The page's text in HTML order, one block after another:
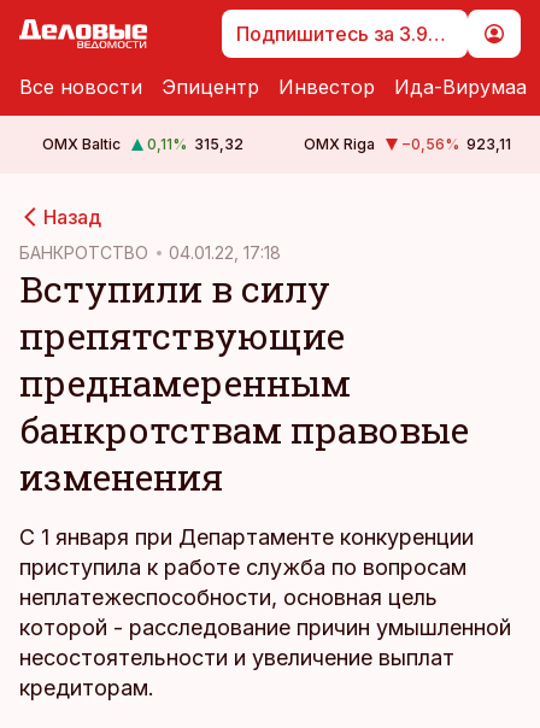
Подпишитесь за 3.99 €
Все новости Эпицентр Инвестор Ида-Вирумаа
OMX Baltic 0,11% 315,32 OMX Riga −0,56% 923,11
Назад
БАНКРОТСТВО 04.01.22, 17:18
Вступили в силу
препятствующие
преднамеренным
банкротствам правовые
изменения
С 1 января при Департаменте конкуренции
приступила к работе служба по вопросам
неплатежеспособности, основная цель
которой - расследование причин умышленной
несостоятельности и увеличение выплат
кредиторам.